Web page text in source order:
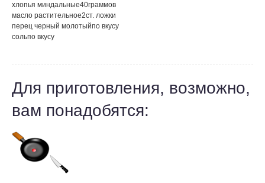
хлопья миндальные40граммов
масло растительное2ст. ложки
перец черный молотыйпо вкусу
сольпо вкусу
Для приготовления, возможно,
вам понадобятся: